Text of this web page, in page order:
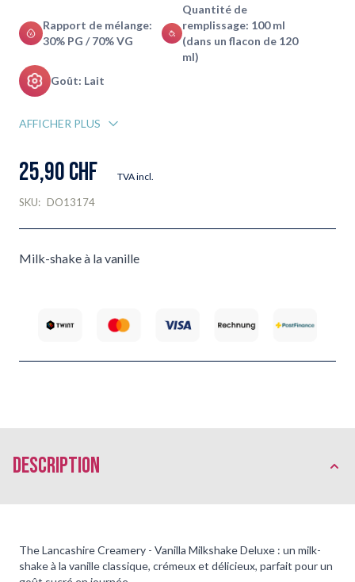
Rapport de mélange:
30% PG / 70% VG
Quantité de
remplissage: 100 ml
(dans un flacon de 120
ml)
Goût: Lait
AFFICHER PLUS
25,90 CHF TVA incl.
SKU: DO13174
Milk-shake à la vanille
Description
The Lancashire Creamery - Vanilla Milkshake Deluxe : un milk-
shake à la vanille classique, crémeux et délicieux, parfait pour un